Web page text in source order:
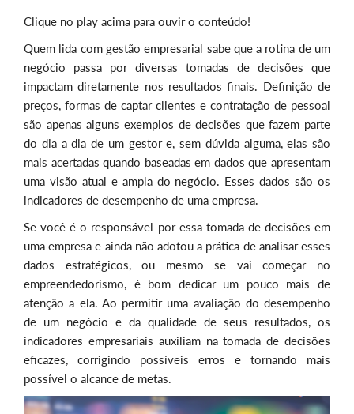
Clique no play acima para ouvir o conteúdo!
Quem lida com gestão empresarial sabe que a rotina de um
negócio passa por diversas tomadas de decisões que
impactam diretamente nos resultados finais. Definição de
preços, formas de captar clientes e contratação de pessoal
são apenas alguns exemplos de decisões que fazem parte
do dia a dia de um gestor e, sem dúvida alguma, elas são
mais acertadas quando baseadas em dados que apresentam
uma visão atual e ampla do negócio. Esses dados são os
indicadores de desempenho de uma empresa.
Se você é o responsável por essa tomada de decisões em
uma empresa e ainda não adotou a prática de analisar esses
dados estratégicos, ou mesmo se vai começar no
empreendedorismo, é bom dedicar um pouco mais de
atenção a ela. Ao permitir uma avaliação do desempenho
de um negócio e da qualidade de seus resultados, os
indicadores empresariais auxiliam na tomada de decisões
eficazes, corrigindo possíveis erros e tornando mais
possível o alcance de metas.